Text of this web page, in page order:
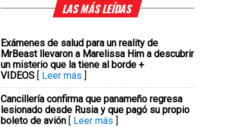
LAS MÁS LEÍDAS
Exámenes de salud para un reality de
MrBeast llevaron a Marelissa Him a descubrir
un misterio que la tiene al borde +
VIDEOS [ Leer más ]
Cancillería confirma que panameño regresa
lesionado desde Rusia y que pagó su propio
boleto de avión [ Leer más ]